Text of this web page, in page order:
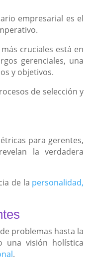
empresarial es el
cruciales está en
gerenciales, una
y objetivos.
de selección y
para gerentes,
la verdadera
de la personalidad,
problemas hasta la
una visión holística
.